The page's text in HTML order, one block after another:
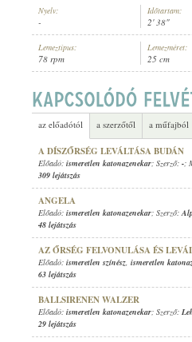
ISMERETLEN
Nyelv:
-
Időtartam:
2' 38"
Lemeztípus:
78 rpm
Lemezméret:
25 cm
az előadótól a szerzőtől a műfajból
A DÍSZŐRSÉG LEVÁLTÁSA BUDÁN
Előadó: ismeretlen katonazenekar; Szerző: -;
309 lejátszás
ANGELA
Előadó: ismeretlen katonazenekar; Szerző:
48 lejátszás
AZ ŐRSÉG FELVONULÁSA ÉS
Előadó: ismeretlen színész, ismeretlen
63 lejátszás
BALLSIRENEN WALZER
Előadó: ismeretlen katonazenekar; Szerző:
29 lejátszás